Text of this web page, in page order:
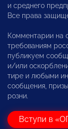
и среднего
Все права
Комментарии на
требованиям
публикуем
и/или
тире и любыми
сообщения,
розни.
Вступи в